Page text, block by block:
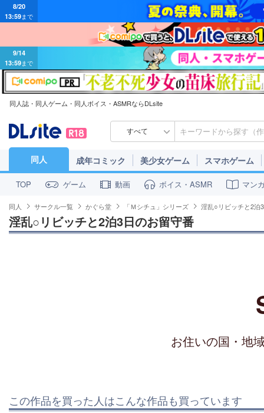
8/20
13:59まで
9/14
13:59まで
同人誌・同人ゲーム・同人ボイス・ASMRならDLsite
すべて
同人 成年コミック 美少女ゲーム スマホゲーム
TOP ゲーム 動画 ボイス・ASMR マン
同人 サークル一覧 かぐら堂 「Ｍシチュ」シリーズ 淫乱○リビッチと2泊
淫乱○リビッチと2泊3日のお留守番
お住いの国・地
この作品を買った人はこんな作品も買っています